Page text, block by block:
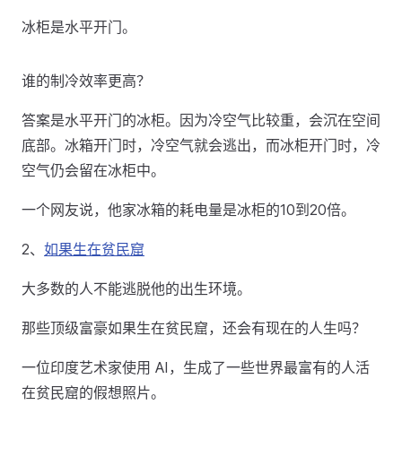
冰柜是水平开门。
谁的制冷效率更高？
答案是水平开门的冰柜。因为冷空气比较重，会沉在空间
底部。冰箱开门时，冷空气就会逃出，而冰柜开门时，冷
空气仍会留在冰柜中。
一个网友说，他家冰箱的耗电量是冰柜的10到20倍。
2、 如果生在贫民窟
大多数的人不能逃脱他的出生环境。
那些顶级富豪如果生在贫民窟，还会有现在的人生吗？
一位印度艺术家使用 AI，生成了一些世界最富有的人活
在贫民窟的假想照片。